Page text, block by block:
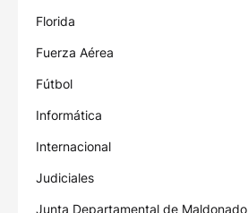
Florida
Fuerza Aérea
Fútbol
Informática
Internacional
Judiciales
Junta Departamental de Maldonado